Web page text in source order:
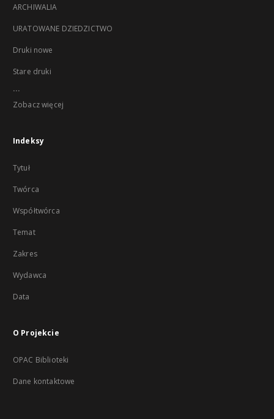
ARCHIWALIA
URATOWANE DZIEDZICTWO
Druki nowe
Stare druki
...
Zobacz więcej
Indeksy
Tytuł
Twórca
Współtwórca
Temat
Zakres
Wydawca
Data
O Projekcie
OPAC Biblioteki
Dane kontaktowe